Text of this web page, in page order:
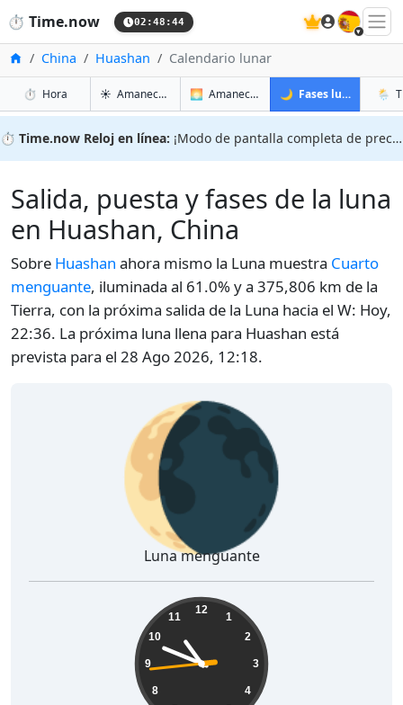
⏱️ Time.now 02:48:45 🇪🇸
InicioChina Huashan Calendario lunar
⏱️ Horaen Huashan
☀️ Amanecer y atardecer en Huashan
🌅 Amanecer y atardecer mañana en
🌙 Fases lunares en
🌦️
⏱️ Time.now Reloj en línea: ¡Modo de pantalla completa de precisión!
Salida, puesta y fases de la luna
en Huashan, China
Sobre Huashan ahora mismo la Luna muestra Cuarto
menguante, iluminada al 61.0% y a 375,806 km de la
Tierra, con la próxima salida de la Luna hacia el W: Hoy,
22:36. La próxima luna llena para Huashan está
prevista para el 28 Ago 2026, 12:18.
🌘
Luna menguante
12
1
2
3
4
8
9
10
11